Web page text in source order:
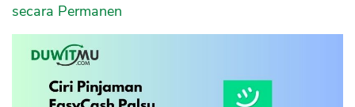
secara Permanen